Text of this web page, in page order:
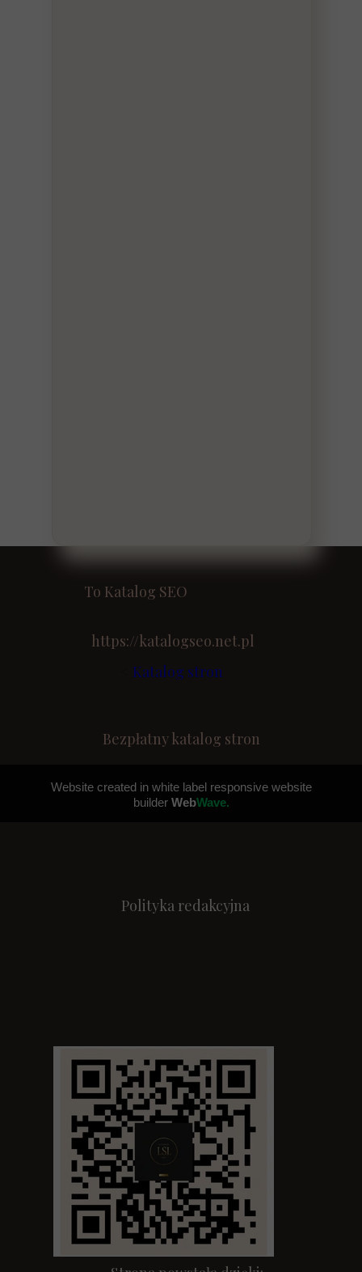
Polityka redakcyjna
Katalog stron
Bezpłatny katalog stron
To Katalog SEO
https://katalogseo.net.pl
Website created in white label responsive website
builder WebWave.